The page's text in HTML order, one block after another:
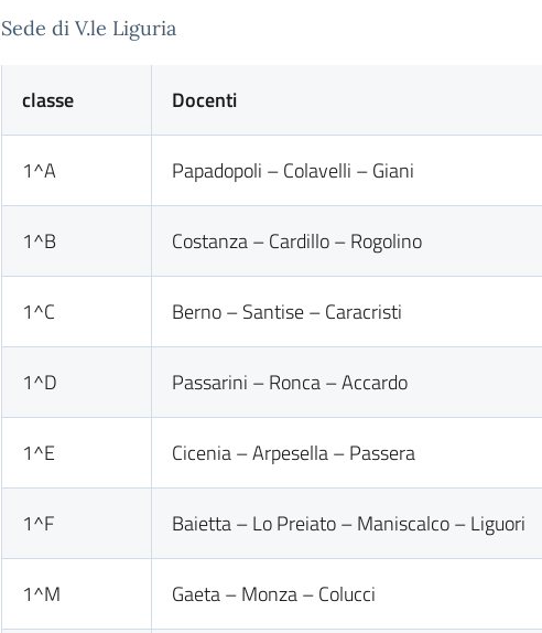
Sede di V.le Liguria
classe Docenti
1^A Papadopoli – Colavelli – Giani
1^B Costanza – Cardillo – Rogolino
1^C Berno – Santise – Caracristi
1^D Passarini – Ronca – Accardo
1^E Cicenia – Arpesella – Passera
1^F Baietta – Lo Preiato – Maniscalco – Liguori
1^M Gaeta – Monza – Colucci